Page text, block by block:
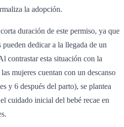
la adopción.
duración de este permiso, ya que
dedicar a la llegada de un
contrastar esta situación con la
mujeres cuentan con un descanso
y 6 después del parto), se plantea
cuidado inicial del bebé recae en